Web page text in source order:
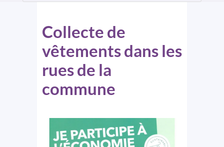
Collecte de
vêtements dans les
rues de la
commune